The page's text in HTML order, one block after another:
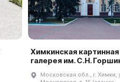
Химкинская картинная
галерея им. С.Н.
Московская обл., г. Химки,